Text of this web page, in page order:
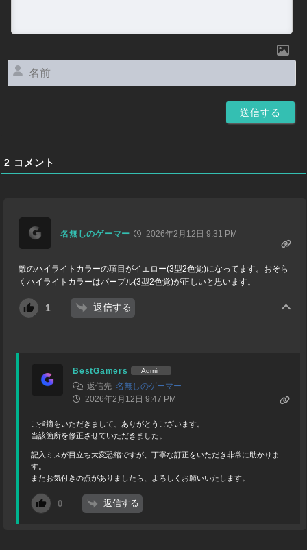
2 コメント
名無しのゲーマー 2026年2月12日 9:31 PM
敵のハイライトカラーの項目がイエロー(3型2色覚)になってます。おそら
くハイライトカラーはパープル(3型2色覚)が正しいと思います。
1 返信する
BestGamers Admin
返信先名無しのゲーマー
2026年2月12日 9:47 PM
ご指摘をいただきまして、ありがとうございます。
当該箇所を修正させていただきました。
記入ミスが目立ち大変恐縮ですが、丁寧な訂正をいただき非常に助かりま
す。
またお気付きの点がありましたら、よろしくお願いいたします。
0 返信する